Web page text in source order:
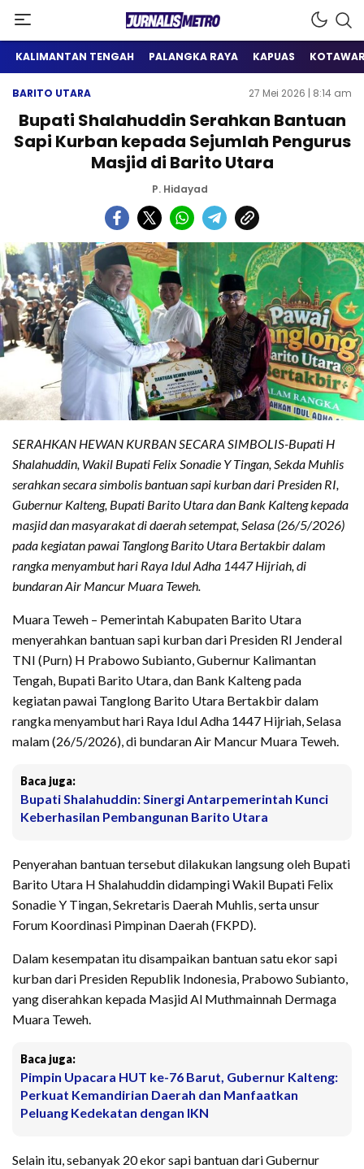
Jurnalis Metro
Satu Wadah Informasi
KALIMANTAN TENGAH PALANGKA RAYA KAPUAS
BARITO UTARA 27 Mei 2026 | 8:14 am
Bupati Shalahuddin Serahkan Bantuan
Sapi Kurban kepada Sejumlah Pengurus
Masjid di Barito Utara
P. Hidayad
SERAHKAN HEWAN KURBAN SECARA SIMBOLIS-Bupati H
Shalahuddin, Wakil Bupati Felix Sonadie Y Tingan, Sekda Muhlis
serahkan secara simbolis bantuan sapi kurban dari Presiden RI,
Gubernur Kalteng, Bupati Barito Utara dan Bank Kalteng kepada
masjid dan masyarakat di daerah setempat, Selasa (26/5/2026)
pada kegiatan pawai Tanglong Barito Utara Bertakbir dalam
rangka menyambut hari Raya Idul Adha 1447 Hijriah, di
bundaran Air Mancur Muara Teweh.
Muara Teweh – Pemerintah Kabupaten Barito Utara
menyerahkan bantuan sapi kurban dari Presiden RI Jenderal
TNI (Purn) H Prabowo Subianto, Gubernur Kalimantan
Tengah, Bupati Barito Utara, dan Bank Kalteng pada
kegiatan pawai Tanglong Barito Utara Bertakbir dalam
rangka menyambut hari Raya Idul Adha 1447 Hijriah, Selasa
malam (26/5/2026), di bundaran Air Mancur Muara Teweh.
Baca juga:
Bupati Shalahuddin: Sinergi Antarpemerintah Kunci
Keberhasilan Pembangunan Barito Utara
Penyerahan bantuan tersebut dilakukan langsung oleh Bupati
Barito Utara H Shalahuddin didampingi Wakil Bupati Felix
Sonadie Y Tingan, Sekretaris Daerah Muhlis, serta unsur
Forum Koordinasi Pimpinan Daerah (FKPD).
Dalam kesempatan itu disampaikan bantuan satu ekor sapi
kurban dari Presiden Republik Indonesia, Prabowo Subianto,
yang diserahkan kepada Masjid Al Muthmainnah Dermaga
Muara Teweh.
Baca juga:
Pimpin Upacara HUT ke-76 Barut, Gubernur Kalteng:
Perkuat Kemandirian Daerah dan Manfaatkan
Peluang Kedekatan dengan IKN
Selain itu, sebanyak 20 ekor sapi bantuan dari Gubernur